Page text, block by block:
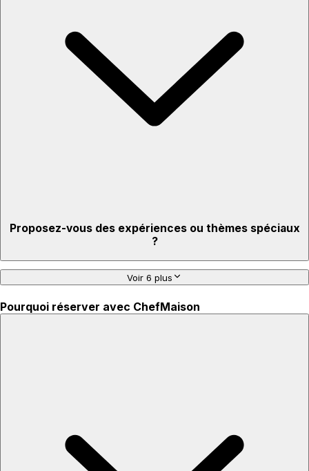
Proposez-vous des expériences ou thèmes spéciaux
?
Voir 6 plus
Pourquoi réserver avec ChefMaison